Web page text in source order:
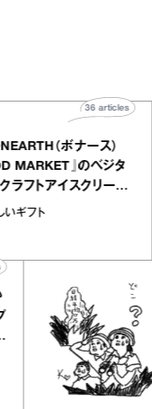
『BONEARTH（ボナース）
FOOD MARKET』のベジ
ブルクラフトアイスクリー
｜真野知子の「おいしいギ
おいしいギフト
36